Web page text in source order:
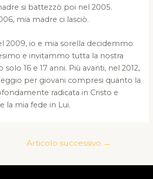
si battezzò poi nel 2005.
mia madre ci lasciò.
2009, io e mia sorella decidemmo
e invitammo tutta la nostra
16 e 17 anni. Più avanti, nel 2012,
per giovani compresi quanto la
radicata in Cristo e
la mia fede in Lui.
Articolo successivo →